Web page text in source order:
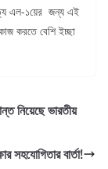
এল-১য়ের জন্য এই
করতে বেশি ইচ্ছা
নিয়েছে ভারতীয়
সহযোগিতার বার্তা!